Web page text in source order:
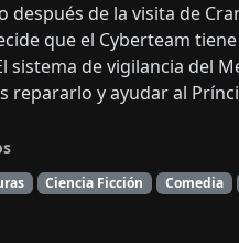
después de la visita de
que el Cyberteam
sistema de vigilancia del
repararlo y ayudar al
Ciencia Ficción Comedia